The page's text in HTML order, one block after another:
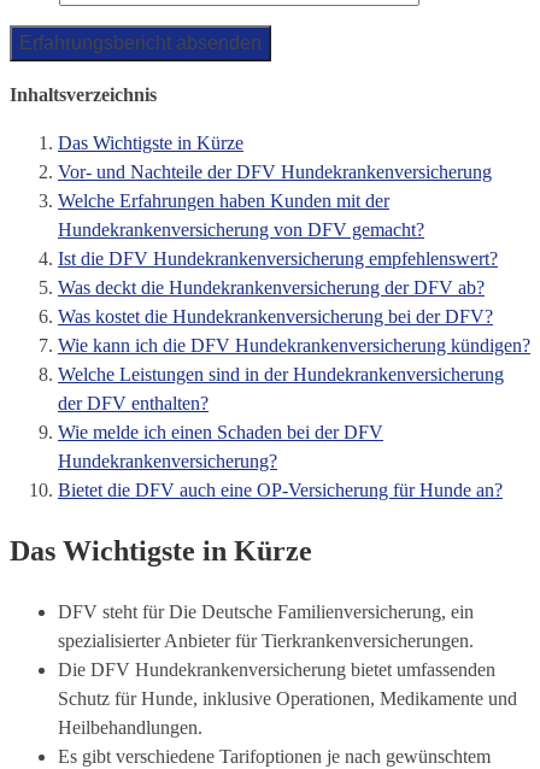
Inhaltsverzeichnis
Das Wichtigste in Kürze
Vor- und Nachteile der DFV Hundekrankenversicherung
Welche Erfahrungen haben Kunden mit der
Hundekrankenversicherung von DFV gemacht?
Ist die DFV Hundekrankenversicherung empfehlenswert?
Was deckt die Hundekrankenversicherung der DFV ab?
Was kostet die Hundekrankenversicherung bei der DFV?
Wie kann ich die DFV Hundekrankenversicherung kündigen?
Welche Leistungen sind in der Hundekrankenversicherung
der DFV enthalten?
Wie melde ich einen Schaden bei der DFV
Hundekrankenversicherung?
Bietet die DFV auch eine OP-Versicherung für Hunde an?
Das Wichtigste in Kürze
DFV steht für Die Deutsche Familienversicherung, ein
spezialisierter Anbieter für Tierkrankenversicherungen.
Die DFV Hundekrankenversicherung bietet umfassenden
Schutz für Hunde, inklusive Operationen, Medikamente und
Heilbehandlungen.
Es gibt verschiedene Tarifoptionen je nach gewünschtem